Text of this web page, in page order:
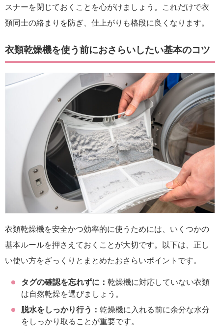
スナーを閉じておくことを心がけましょう。これだけで衣
類同士の絡まりを防ぎ、仕上がりも格段に良くなります。
衣類乾燥機を使う前におさらいしたい基本のコツ
衣類乾燥機を安全かつ効率的に使うためには、いくつかの
基本ルールを押さえておくことが大切です。以下は、正し
い使い方をざっくりとまとめたおさらいポイントです。
タグの確認を忘れずに： 乾燥機に対応していない衣類
は自然乾燥を選びましょう。
脱水をしっかり行う： 乾燥機に入れる前に余分な水分
をしっかり取ることが重要です。